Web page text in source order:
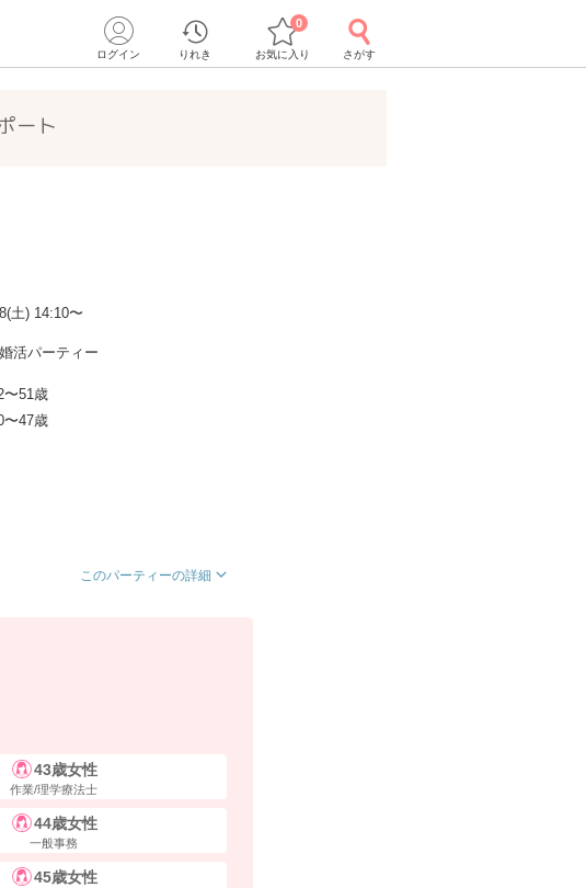
ログイン りれき お気に入り
0
さがす
ート
土) 14:10〜
活パーティー
〜51歳
〜47歳
このパーティーの詳細
43歳女性
作業/理学療法士
44歳女性
一般事務
45歳女性